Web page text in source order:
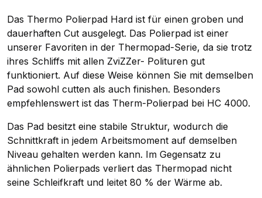
Das Thermo Polierpad Hard ist für einen groben und
dauerhaften Cut ausgelegt. Das Polierpad ist einer
unserer Favoriten in der Thermopad-Serie, da sie trotz
ihres Schliffs mit allen ZviZZer- Polituren gut
funktioniert. Auf diese Weise können Sie mit demselben
Pad sowohl cutten als auch finishen. Besonders
empfehlenswert ist das Therm-Polierpad bei HC 4000.
Das Pad besitzt eine stabile Struktur, wodurch die
Schnittkraft in jedem Arbeitsmoment auf demselben
Niveau gehalten werden kann. Im Gegensatz zu
ähnlichen Polierpads verliert das Thermopad nicht
seine Schleifkraft und leitet 80 % der Wärme ab.